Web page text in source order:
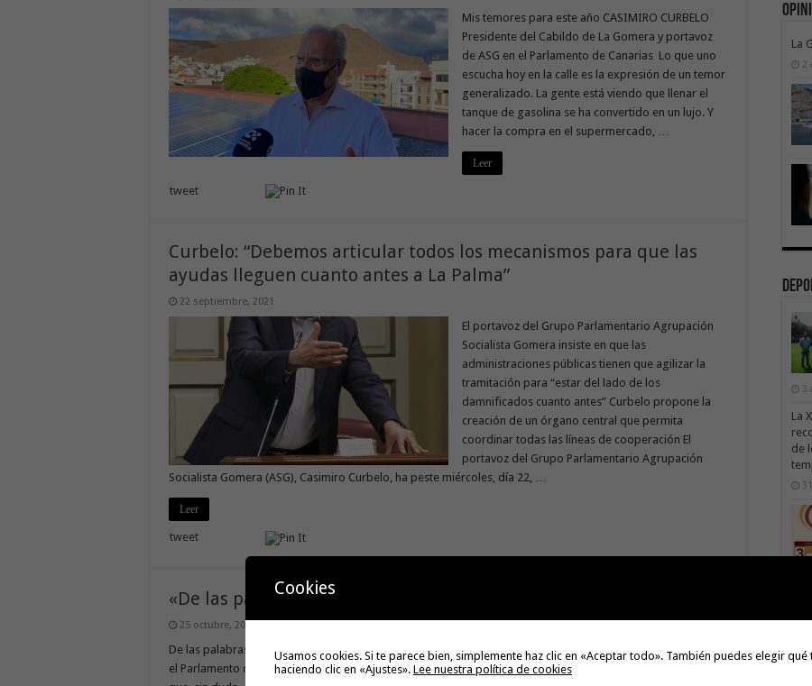
Mis temores para este año CASIMIRO CURBELO
Presidente del Cabildo de La Gomera y portavoz
de ASG en el Parlamento de Canarias Lo que uno
escucha hoy en la calle es la expresión de un temor
generalizado. La gente está viendo que llenar el
tanque de gasolina se ha convertido en un lujo. Y
hacer la compra en el supermercado, …
Leer
tweet
Curbelo: “Debemos articular todos los mecanismos para que las
ayudas lleguen cuanto antes a La Palma”
22 septiembre, 2021
El portavoz del Grupo Parlamentario Agrupación
Socialista Gomera insiste en que las
administraciones públicas tienen que agilizar la
tramitación para “estar del lado de los
damnificados cuanto antes” Curbelo propone la
creación de un órgano central que permita
coordinar todas las líneas de cooperación El
portavoz del Grupo Parlamentario Agrupación
Socialista Gomera (ASG), Casimiro Curbelo, ha peste miércoles, día 22, …
Leer
tweet
«De las palabras a los hechos» por Casimiro Curbelo
25 octubre, 2020
De las palabras a los hechos Casimiro Curbelo Presidente del Cabildo de La Gomera y portavoz de ASG en
el Parlamento de Canarias Este jueves abríamos la sesión plenaria para cumplir con un objetivo primordial
La
2
3
La
de
Cookies
Usamos cookies. Si te parece bien, simplemente haz clic en «Aceptar todo». También puedes elegir
haciendo clic en «Ajustes». Lee nuestra política de cookies